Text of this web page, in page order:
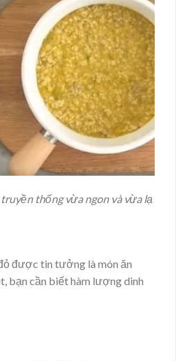
thống vừa ngon và vừa lạ
được tin tưởng là món ăn
bạn cần biết hàm lượng dinh